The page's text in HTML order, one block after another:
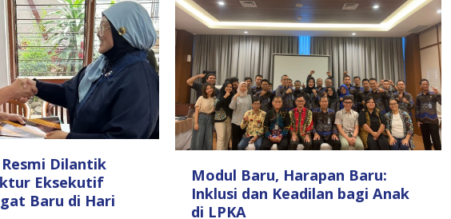
Modul Baru, Harapan Baru:
Inklusi dan Keadilan bagi Anak
di LPKA
Dilantik
Eksekutif
Baru di Hari